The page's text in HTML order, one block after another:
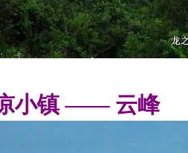
小镇 —— 云峰